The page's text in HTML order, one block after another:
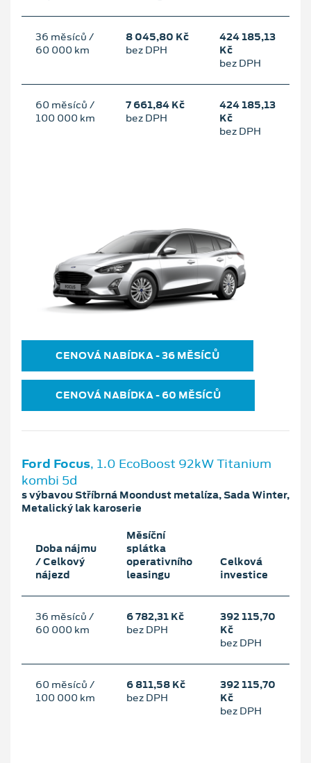
36 měsíců /
60 000 km
8 045,80 Kč
bez DPH
424 185,13
Kč
bez DPH
60 měsíců /
100 000 km
7 661,84 Kč
bez DPH
424 185,13
Kč
bez DPH
CENOVÁ NABÍDKA ‐ 36 MĚSÍCŮ
CENOVÁ NABÍDKA ‐ 60 MĚSÍCŮ
Ford Focus, 1.0 EcoBoost 92kW Titanium
kombi 5d
s výbavou Stříbrná Moondust metalíza, Sada Winter,
Metalický lak karoserie
Doba nájmu
/ Celkový
nájezd
Měsíční
splátka
operativního
leasingu
Celková
investice
36 měsíců /
60 000 km
6 782,31 Kč
bez DPH
392 115,70
Kč
bez DPH
60 měsíců /
100 000 km
6 811,58 Kč
bez DPH
392 115,70
Kč
bez DPH